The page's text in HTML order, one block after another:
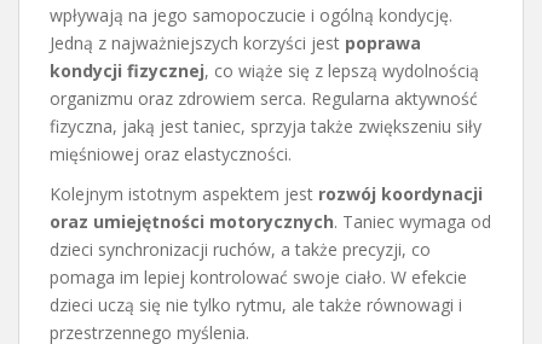
wpływają na jego samopoczucie i ogólną kondycję.
Jedną z najważniejszych korzyści jest poprawa
kondycji fizycznej, co wiąże się z lepszą wydolnością
organizmu oraz zdrowiem serca. Regularna aktywność
fizyczna, jaką jest taniec, sprzyja także zwiększeniu siły
mięśniowej oraz elastyczności.
Kolejnym istotnym aspektem jest rozwój koordynacji
oraz umiejętności motorycznych. Taniec wymaga od
dzieci synchronizacji ruchów, a także precyzji, co
pomaga im lepiej kontrolować swoje ciało. W efekcie
dzieci uczą się nie tylko rytmu, ale także równowagi i
przestrzennego myślenia.